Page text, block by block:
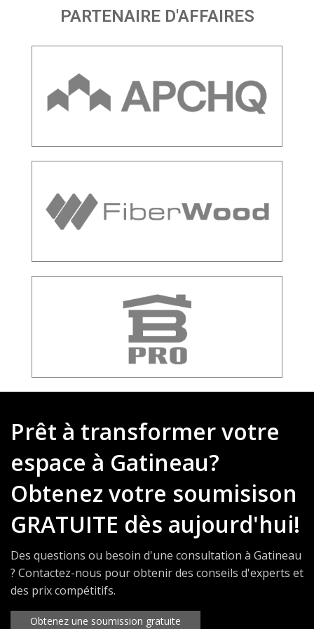
PARTENAIRE D'AFFAIRES
Prêt à transformer votre
espace à Gatineau?
Obtenez votre soumisison
GRATUITE dès aujourd'hui!
Des questions ou besoin d'une consultation à Gatineau
? Contactez-nous pour obtenir des conseils d'experts et
des prix compétitifs.
Obtenez une soumission gratuite